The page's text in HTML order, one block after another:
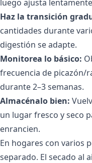
luego ajusta
Haz la transición
cantidades durante
digestión se adapte.
Monitorea lo básico:
frecuencia de picazón/
durante 2–3 semanas.
Almacénalo bien:
un lugar fresco y seco
enrancien.
En hogares con varios
separado. El secado al